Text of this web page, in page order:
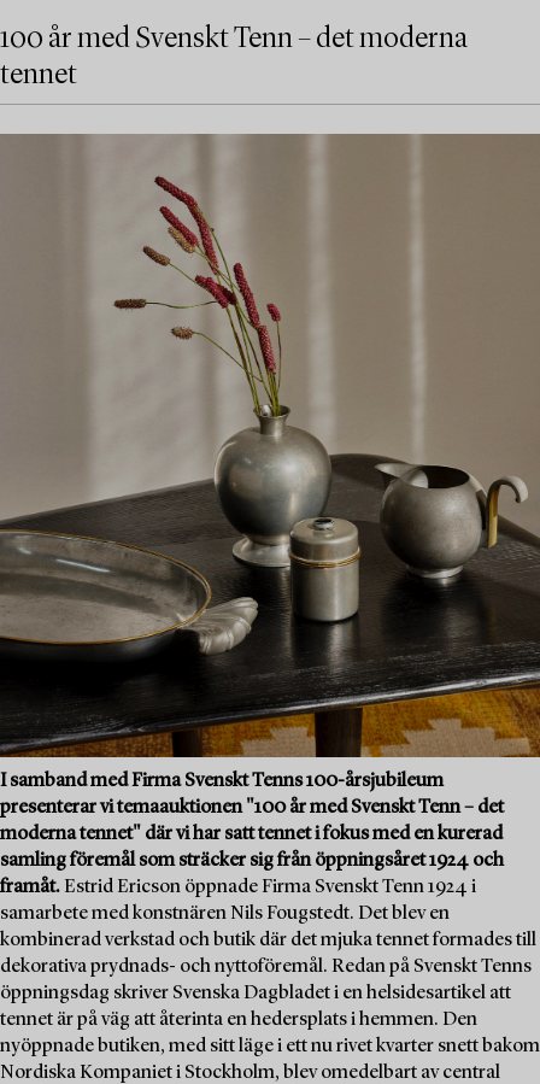
100 år med Svenskt Tenn – det moderna
tennet
I samband med Firma Svenskt Tenns 100-årsjubileum
presenterar vi temaauktionen "100 år med Svenskt Tenn – det
moderna tennet" där vi har satt tennet i fokus med en kurerad
samling föremål som sträcker sig från öppningsåret 1924 och
framåt. Estrid Ericson öppnade Firma Svenskt Tenn 1924 i
samarbete med konstnären Nils Fougstedt. Det blev en
kombinerad verkstad och butik där det mjuka tennet formades till
dekorativa prydnads- och nyttoföremål. Redan på Svenskt Tenns
öppningsdag skriver Svenska Dagbladet i en helsidesartikel att
tennet är på väg att återinta en hedersplats i hemmen. Den
nyöppnade butiken, med sitt läge i ett nu rivet kvarter snett bakom
Nordiska Kompaniet i Stockholm, blev omedelbart av central